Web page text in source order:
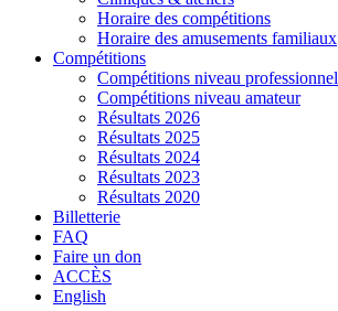
Horaire des compétitions
Horaire des amusements familiaux
Compétitions
Compétitions niveau professionnel
Compétitions niveau amateur
Résultats 2026
Résultats 2025
Résultats 2024
Résultats 2023
Résultats 2020
Billetterie
FAQ
Faire un don
ACCÈS
English